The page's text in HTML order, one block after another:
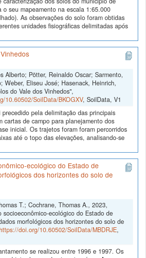
o seu mapeamento na escala 1:65.000
As observações do solo foram obtidas
unidades fisiográficas delimitadas após
Alberto; Pötter, Reinaldo Oscar; Sarmento,
Weber, Eliseu José; Hasenack, Heinrich,
do Vale dos Vinhedos",
10.60502/SoilData/BKOGXV, SoilData, V1
pela delimitação das principais
cartas de campo para planejamento dos
inicial. Os trajetos foram foram percorridos
até o topo das elevações, analisando-se
ecológico do Estado de
dos horizontes do solo de
T.; Cochrane, Thomas A., 2023,
socioeconômico-ecológico do Estado de
morfológicos dos horizontes do solo de
doi.org/10.60502/SoilData/MBDRJE,
se realizou entre 1996 e 1997. Os